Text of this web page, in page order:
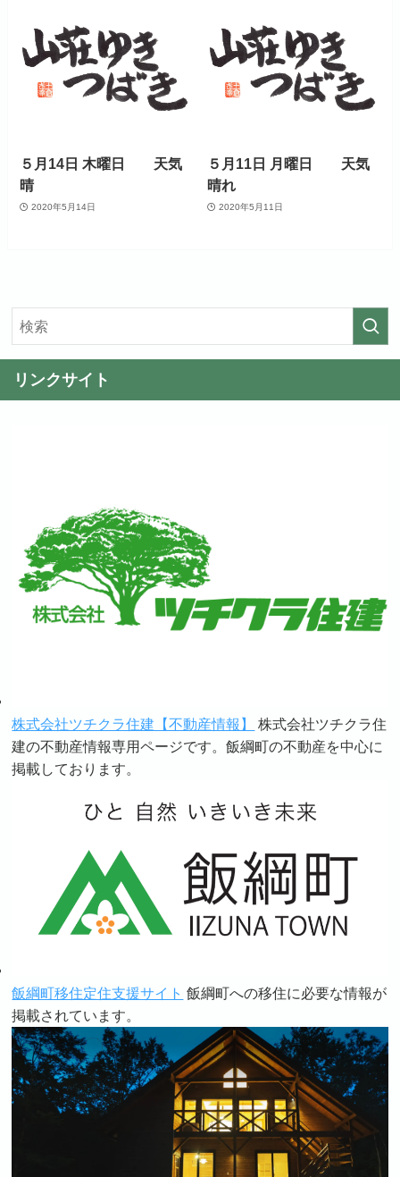
５月14日 木曜日 天気
晴
2020年5月14日
５月11日 月曜日 天気
晴れ
2020年5月11日
リンクサイト
株式会社ツチクラ住建【不動産情報】
株式会社ツチクラ住
建の不動産情報専用ページです。飯綱町の不動産を中心に
掲載しております。
飯綱町移住定住支援サイト 飯綱町への移住に必要な情報が
掲載されています。